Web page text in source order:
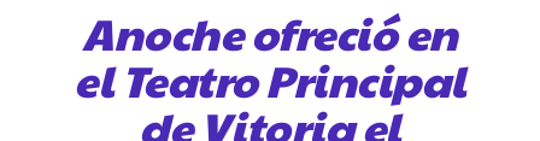
Anoche ofreció en
el Teatro Principal
de Vitoria el